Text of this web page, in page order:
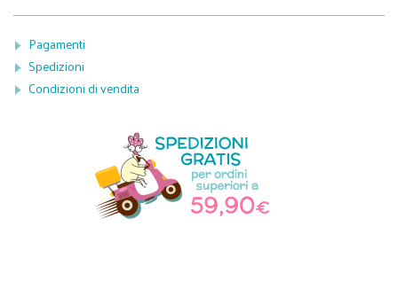
Pagamenti
Spedizioni
Condizioni di vendita